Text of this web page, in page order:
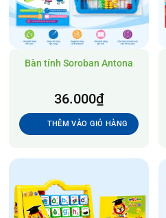
Bàn tính Soroban Antona
36.000₫
THÊM VÀO GIỎ HÀNG